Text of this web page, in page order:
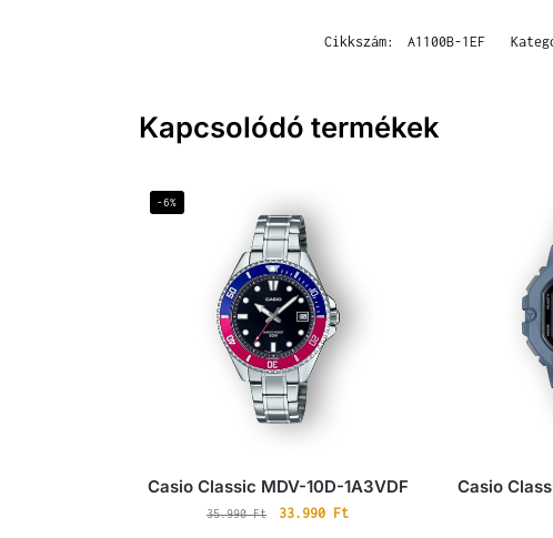
Cikkszám: A1100B-1EF
Kapcsolódó termékek
-6%
Casio Classic MDV-10D-1A3VDF
35.990Ft 33.990 Ft
Casio